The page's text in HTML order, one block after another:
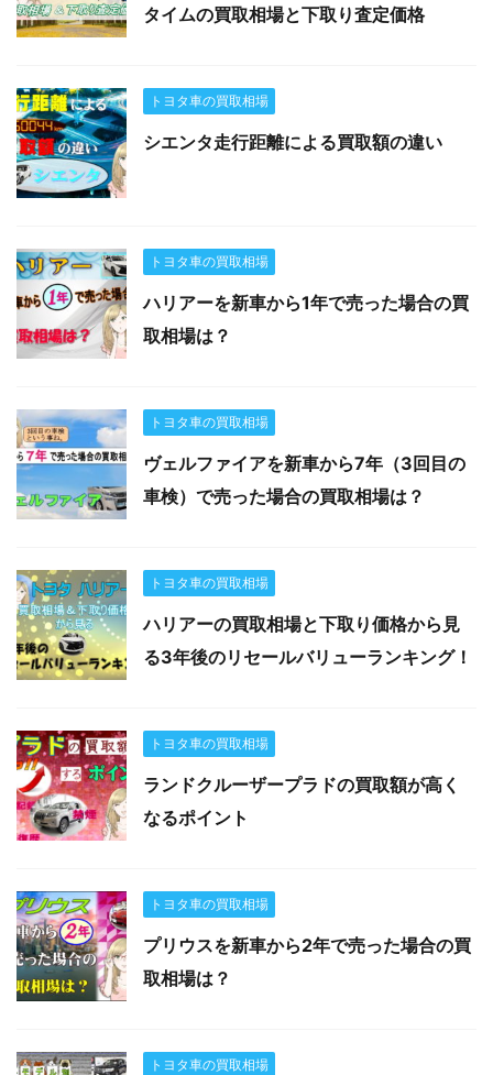
タイムの買取相場と下取り査定価格
トヨタ車の買取相場
シエンタ走行距離による買取額の違い
トヨタ車の買取相場
ハリアーを新車から1年で売った場合の買
取相場は？
トヨタ車の買取相場
ヴェルファイアを新車から7年（3回目の
車検）で売った場合の買取相場は？
トヨタ車の買取相場
ハリアーの買取相場と下取り価格から見
る3年後のリセールバリューランキング！
トヨタ車の買取相場
ランドクルーザープラドの買取額が高く
なるポイント
トヨタ車の買取相場
プリウスを新車から2年で売った場合の買
取相場は？
トヨタ車の買取相場